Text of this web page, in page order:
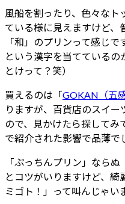
風船を割ったり、色々なト
ている様に見えますけど、
「和」のプリンって感じで
という漢字を当てているの
とけって？笑）
買えるのは「GOKAN（五感
りますが、百貨店のスイ
ので、見かけたら探して
で紹介された影響で品薄で
「ぷっちんプリン」なら
とコツがいりますけど、
ミゴト！」って叫んじゃい